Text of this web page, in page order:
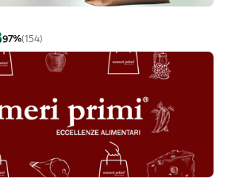
97%(154)